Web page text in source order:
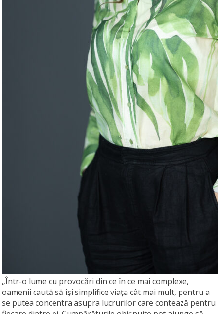
„Într-o lume cu provocări din ce în ce mai complexe,
oamenii caută să își simplifice viața cât mai mult, pentru a
se putea concentra asupra lucrurilor care contează pentru